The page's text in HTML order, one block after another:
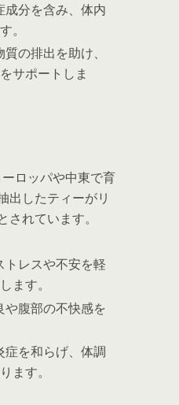
成分を含み、体内
。
質の排出を助け、
サポートしま
ロッパや中東で育
出したティーがリ
されています。
トレスや不安を軽
ます。
や腹部の不快感を
症を和らげ、体調
ます。